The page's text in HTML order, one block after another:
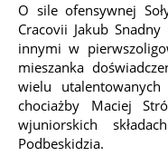
O sile ofensywnej
Cracovii Jakub
innymi w
mieszanka
wielu
chociażby Maciej
wjuniorskich
Podbeskidzia.